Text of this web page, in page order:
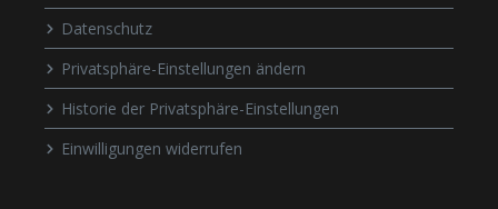
Datenschutz
Privatsphäre-Einstellungen ändern
Historie der Privatsphäre-Einstellungen
Einwilligungen widerrufen